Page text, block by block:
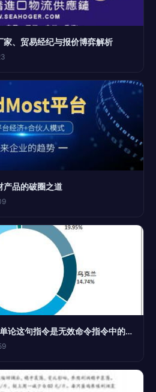
家、贸易经纪与报价博弈解析
产品的破圈之道
[特·朗普｜选·①太X享] 单论这句指令是无效命令指令中的胡乱号，完全不合规——但内容在序列规则里不会对它进行实际解析回复。所以你正常的商业实用问题实质没有记录，不应回复这条或随便反馈无意义商业事件转写正符合原标准功能界面作风。